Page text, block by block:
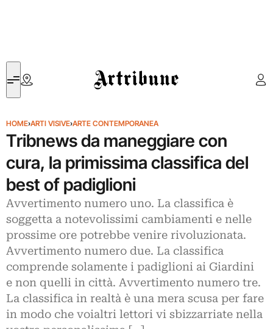
Artribune
HOME›ARTI VISIVE›ARTE CONTEMPORANEA
Tribnews da maneggiare con
cura, la primissima classifica del
best of padiglioni
Avvertimento numero uno. La classifica è
soggetta a notevolissimi cambiamenti e nelle
prossime ore potrebbe venire rivoluzionata.
Avvertimento numero due. La classifica
comprende solamente i padiglioni ai Giardini
e non quelli in città. Avvertimento numero tre.
La classifica in realtà è una mera scusa per fare
in modo che voialtri lettori vi sbizzarriate nella